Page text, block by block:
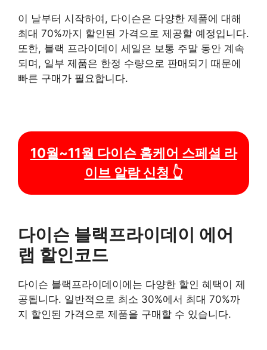
이 날부터 시작하여, 다이슨은 다양한 제품에 대해
최대 70%까지 할인된 가격으로 제공할 예정입니다.
또한, 블랙 프라이데이 세일은 보통 주말 동안 계속
되며, 일부 제품은 한정 수량으로 판매되기 때문에
빠른 구매가 필요합니다.
10월~11월 다이슨 홈케어 스페셜 라
이브 알람 신청 👆
다이슨 블랙프라이데이 에어
랩 할인코드
다이슨 블랙프라이데이에는 다양한 할인 혜택이 제
공됩니다. 일반적으로 최소 30%에서 최대 70%까
지 할인된 가격으로 제품을 구매할 수 있습니다.